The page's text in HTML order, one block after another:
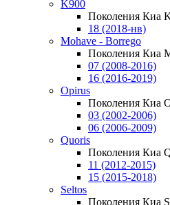
K900
Поколения Киа
18 (2018-нв)
Mohave - Borrego
Поколения Киа
07 (2008-2016)
16 (2016-2019)
Opirus
Поколения Киа
03 (2002-2006)
06 (2006-2009)
Quoris
Поколения Киа
11 (2012-2015)
15 (2015-2018)
Seltos
Поколения Киа